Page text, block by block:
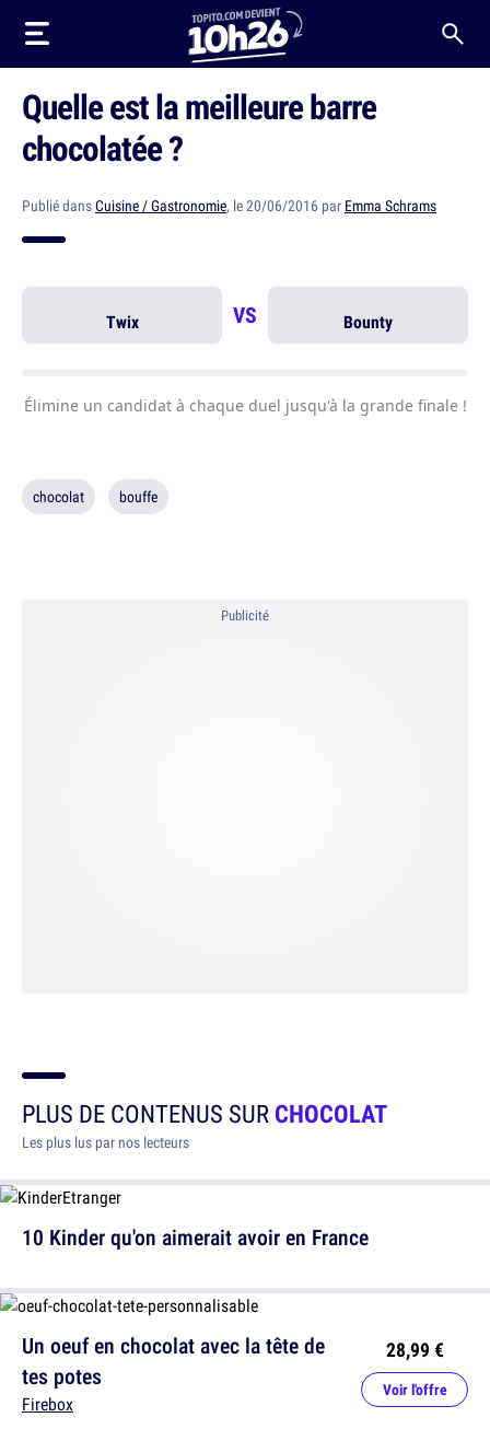
Quelle est la meilleure barre
chocolatée ?
Publié dansCuisine / Gastronomie, le 20/06/2016 par Emma Schrams
Twix VS Bounty
Élimine un candidat à chaque duel jusqu'à la grande finale !
chocolat bouffe
Publicité
PLUS DE CONTENUS SURCHOCOLAT
Les plus lus par nos lecteurs
10 Kinder qu'on aimerait avoir en France
Un oeuf en chocolat avec la tête de
tes potes
Firebox
28,99 €
Voir l'offre